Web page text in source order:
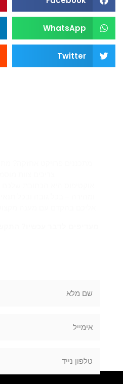
WhatsApp
Twitter